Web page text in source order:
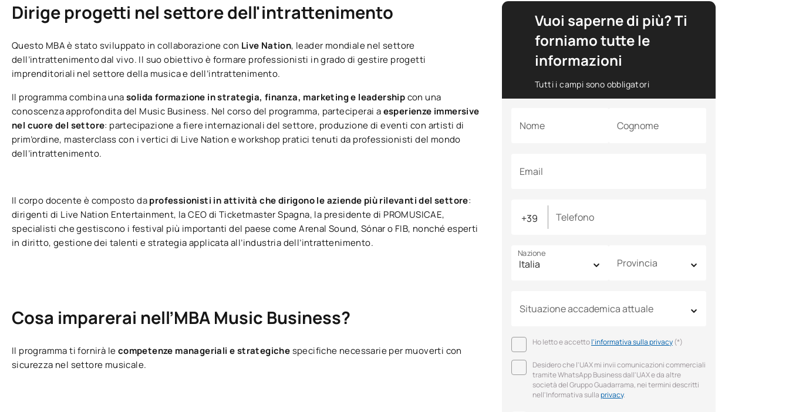
Dirige progetti nel settore dell'intrattenimento
Questo MBA è stato sviluppato in collaborazione con Live Nation, leader mondiale nel settore
dell’intrattenimento dal vivo. Il suo obiettivo è formare professionisti in grado di gestire progetti
imprenditoriali nel settore della musica e dell’intrattenimento.
Il programma combina unasolida formazione in strategia, finanza, marketing e leadershipcon una
conoscenza approfondita del Music Business. Nel corso del programma, parteciperai aesperienze immersive
nel cuore del settore: partecipazione a fiere internazionali del settore, produzione di eventi con artisti di
prim’ordine, masterclass con i vertici di Live Nation e workshop pratici tenuti da professionisti del mondo
dell’intrattenimento.
Il corpo docente è composto daprofessionisti in attività che dirigono le aziende più rilevanti del settore:
dirigenti di Live Nation Entertainment, la CEO di Ticketmaster Spagna, la presidente di PROMUSICAE,
specialisti che gestiscono i festival più importanti del paese come Arenal Sound, Sónar o FIB, nonché esperti
in diritto, gestione dei talenti e strategia applicata all’industria dell’intrattenimento.
Cosa imparerai nell’MBA Music Business?
Il programma ti fornirà lecompetenze manageriali e strategichespecifiche necessarie per muoverti con
sicurezza nel settore musicale.
Vuoi saperne di più? Ti
forniamo tutte le
informazioni
Tutti i campi sono obbligatori
Nome Cognome
Email
Telefono
Nazione
Provincia
Situazione accademica attuale
Ho letto e accettol'informativa sulla privacy(*)
Desidero che l'UAX mi invii comunicazioni commerciali
tramite WhatsApp Business dall'UAX e da altre
società del Gruppo Guadarrama, nei termini descritti
nell'Informativa sullaprivacy.